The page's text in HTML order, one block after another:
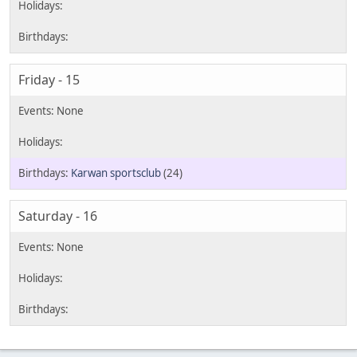
Friday - 15
Karwan sportsclub(24)
Saturday - 16